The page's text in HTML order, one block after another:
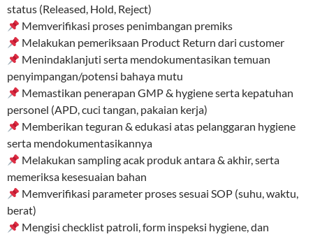
status (Released, Hold, Reject)
Memverifikasi proses penimbangan premiks
Melakukan pemeriksaan Product Return dari customer
Menindaklanjuti serta mendokumentasikan temuan
penyimpangan/potensi bahaya mutu
Memastikan penerapan GMP & hygiene serta kepatuhan
personel (APD, cuci tangan, pakaian kerja)
Memberikan teguran & edukasi atas pelanggaran hygiene
serta mendokumentasikannya
Melakukan sampling acak produk antara & akhir, serta
memeriksa kesesuaian bahan
Memverifikasi parameter proses sesuai SOP (suhu, waktu,
berat)
Mengisi checklist patroli, form inspeksi hygiene, dan